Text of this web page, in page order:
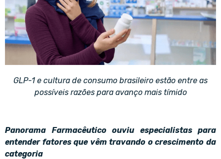
GLP-1 e cultura de consumo brasileiro estão entre as
possíveis razões para avanço mais tímido
Panorama Farmacêutico ouviu especialistas para
entender fatores que vêm travando o crescimento da
categoria